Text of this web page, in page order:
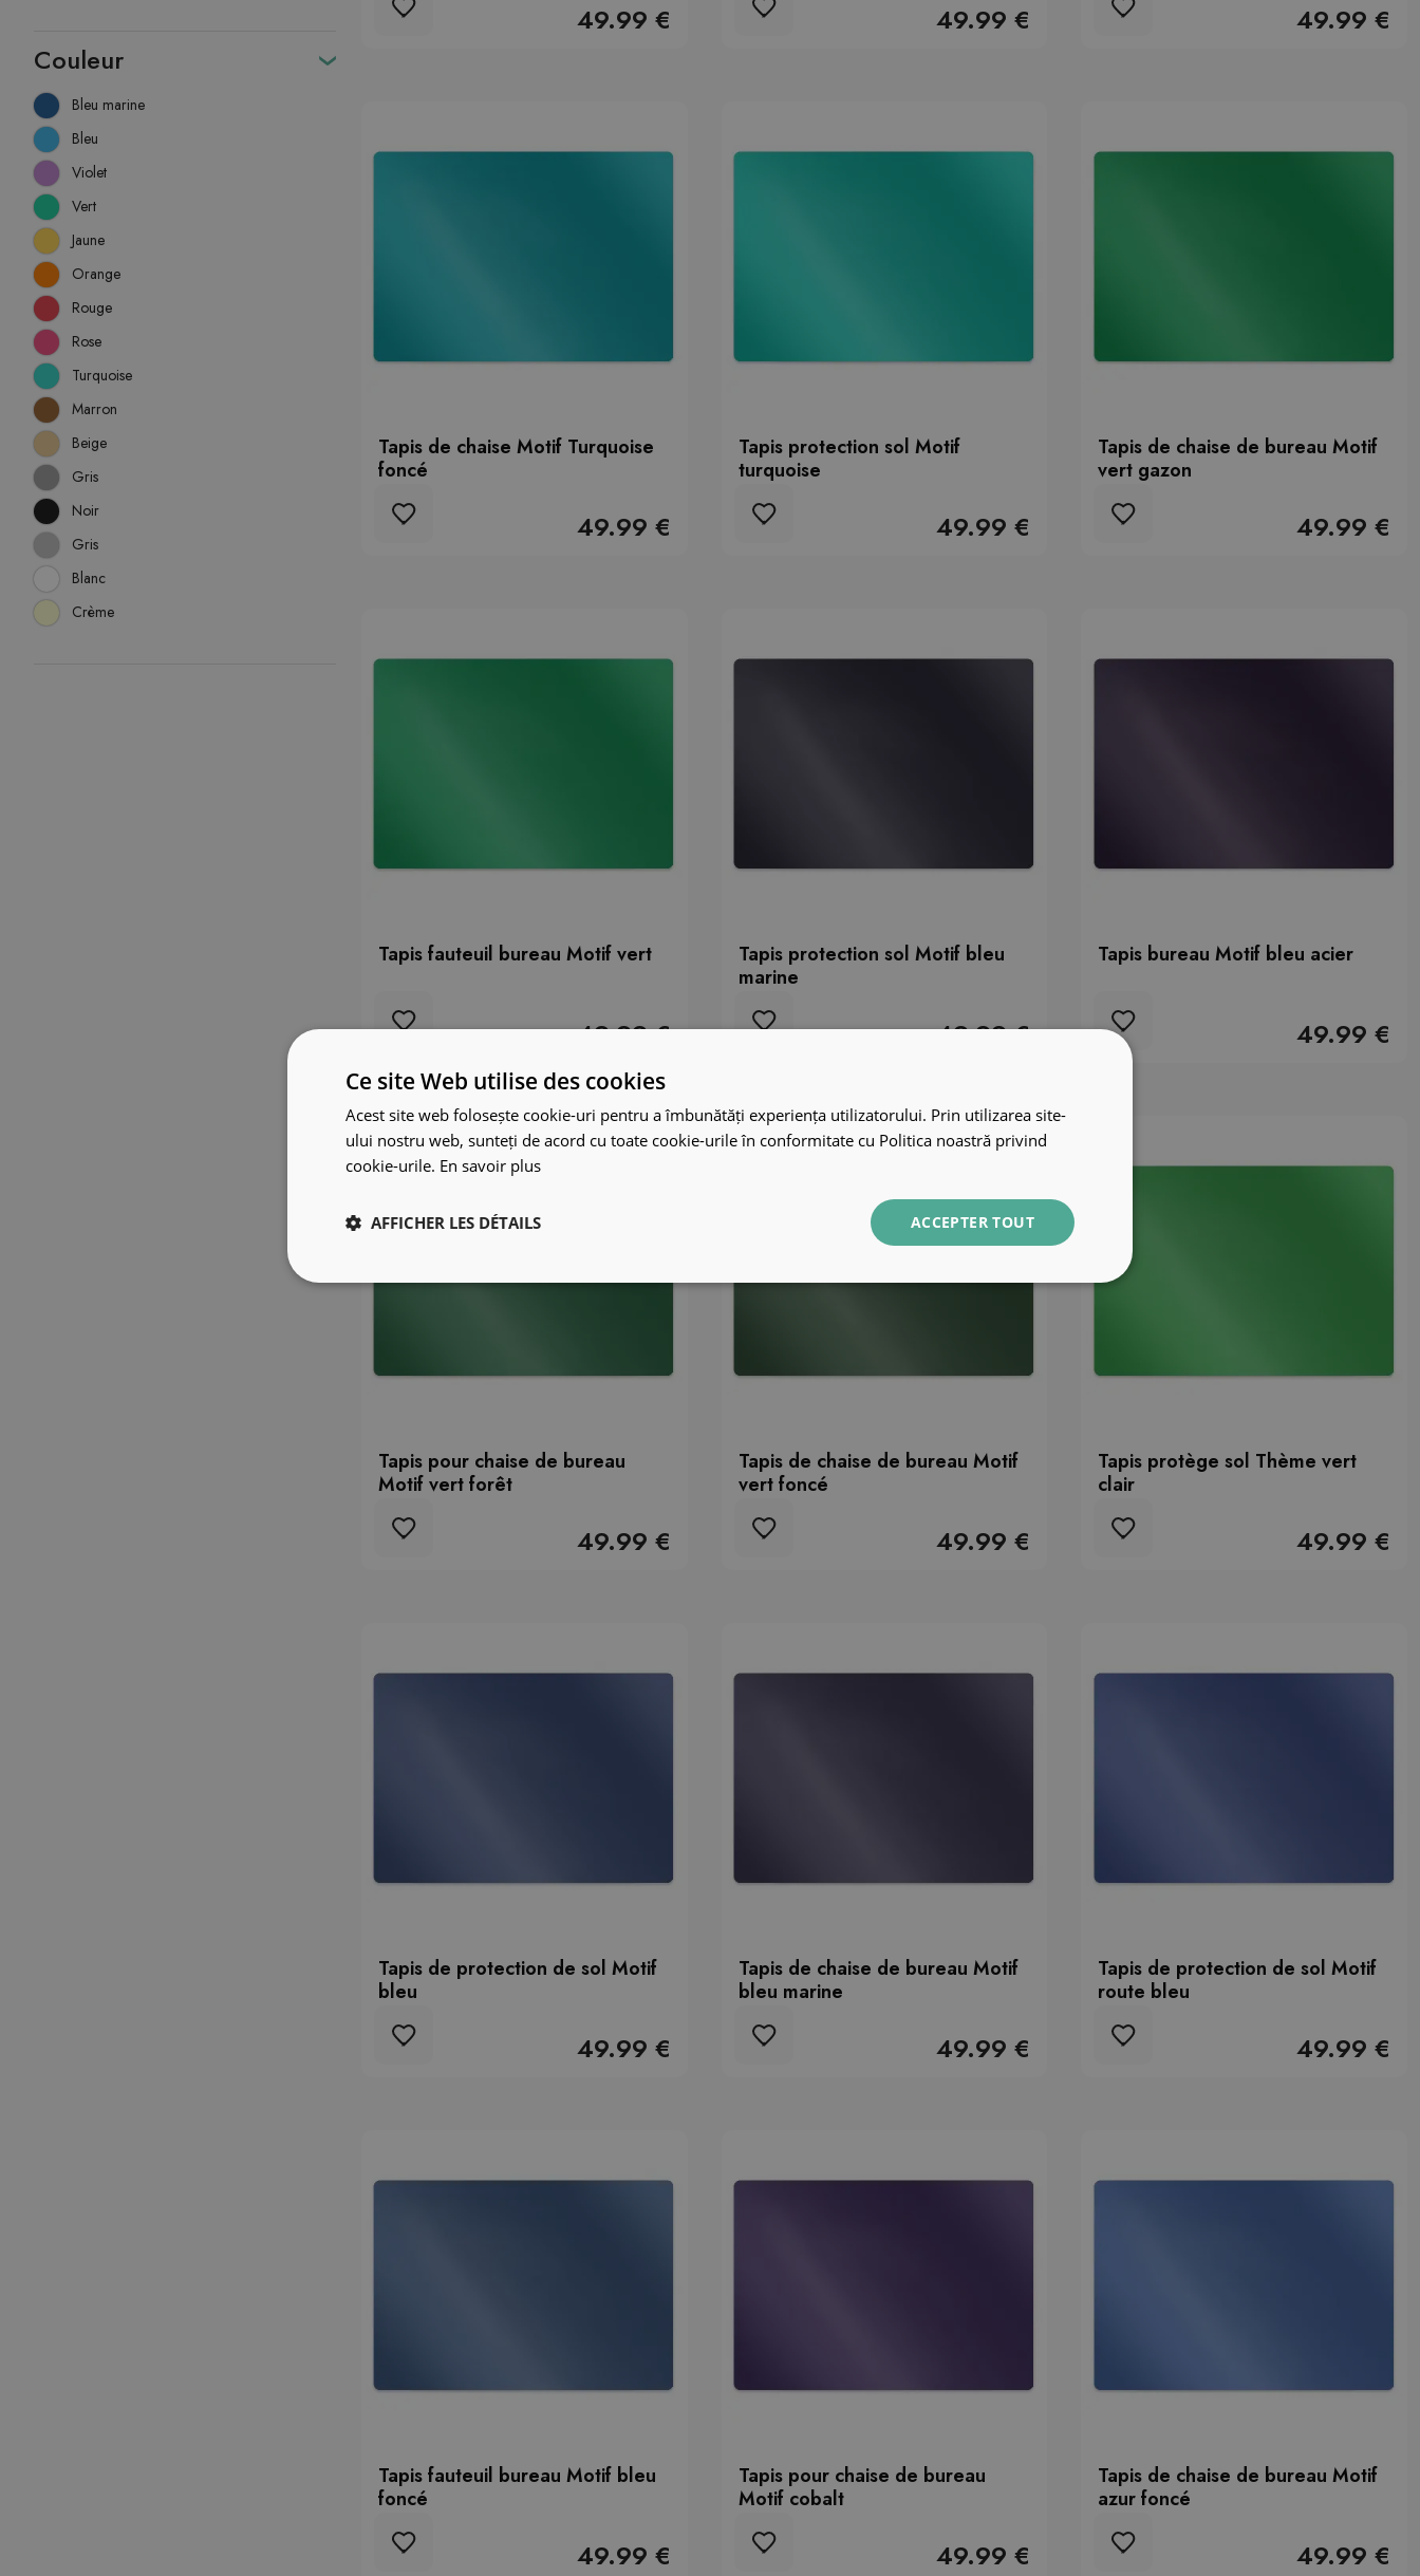
Couleur
Bleu marine
Bleu
Violet
Vert
Jaune
Orange
Rouge
Rose
Turquoise
Marron
Beige
Gris
Noir
Gris
Blanc
Crème
49.99 € 49.99 € 49.99 €
Tapis de chaise Motif Turquoise
foncé
49.99 €
Tapis protection sol Motif
turquoise
49.99 €
Tapis de chaise de bureau Motif
vert gazon
49.99 €
Tapis fauteuil bureau Motif vert
49.99 €
Tapis protection sol Motif bleu
marine
49.99 €
Tapis bureau Motif bleu acier
49.99 €
Tapis pour chaise de bureau
Motif vert forêt
49.99 €
Tapis de chaise de bureau Motif
vert foncé
49.99 €
Tapis protège sol Thème vert
clair
49.99 €
Tapis de protection de sol Motif
bleu
49.99 €
Tapis de chaise de bureau Motif
bleu marine
49.99 €
Tapis de protection de sol Motif
route bleu
49.99 €
Tapis fauteuil bureau Motif bleu
foncé
49.99 €
Tapis pour chaise de bureau
Motif cobalt
49.99 €
Tapis de chaise de bureau Motif
azur foncé
49.99 €
Ce site Web utilise des cookies
Acest site web folosește cookie-uri pentru a îmbunătăți experiența utilizatorului. Prin utilizarea site-
ului nostru web, sunteți de acord cu toate cookie-urile în conformitate cu Politica noastră privind
cookie-urile. En savoir plus
ACCEPTER TOUT
AFFICHER LES DÉTAILS